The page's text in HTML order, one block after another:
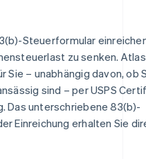
Steuerformular
zu senken. Atlas
Sie – unabhängig davon, ob
sind – per USPS
Das unterschriebene 83(b)-
Einreichung erhalten Sie